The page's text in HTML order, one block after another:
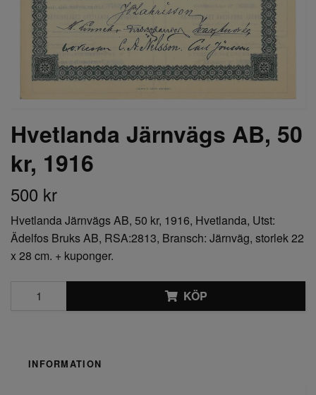
Hvetlanda Järnvägs AB, 50
kr, 1916
500 kr
Hvetlanda Järnvägs AB, 50 kr, 1916, Hvetlanda, Utst:
Ädelfos Bruks AB, RSA:2813, Bransch: Järnväg, storlek 22
x 28 cm. + kuponger.
KÖP
INFORMATION